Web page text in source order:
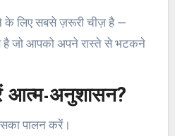
के लिए सबसे ज़रूरी चीज़ है —
है जो आपको अपने रास्ते से भटकने
आत्म-अनुशासन?
पालन करें।